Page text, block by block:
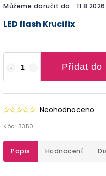
Můžeme doručit do: 11.8.2026
Přidat do
Neohodnoceno
Kód: 3350
LED flash Krucifix
Popis Hodnocení